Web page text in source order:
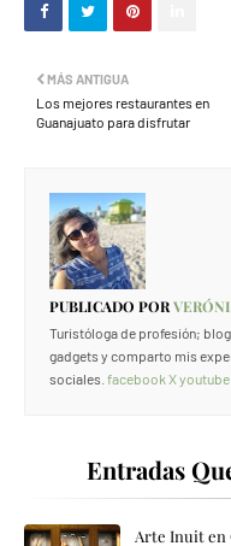
MÁS ANTIGUA
Los mejores restaurantes en
Guanajuato para disfrutar
PUBLICADO POR
Turistóloga de profesión;
gadgets y comparto mis
sociales. facebook Xyoutube
Entradas
Arte Inuit en